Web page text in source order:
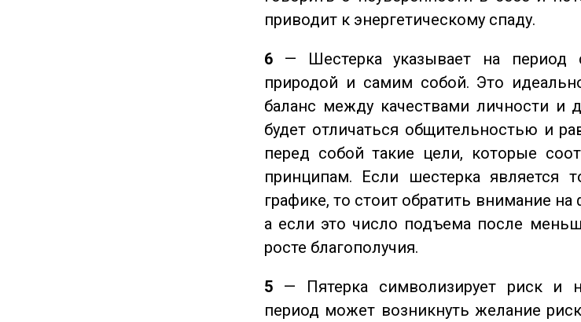
приводит к энергетическому спаду.
6 — Шестерка указывает на период
природой и самим собой. Это
баланс между качествами личности
будет отличаться общительностью и
перед собой такие цели, которые
принципам. Если шестерка является
графике, то стоит обратить внимание
а если это число подъема после
росте благополучия.
5 — Пятерка символизирует риск и
период может возникнуть желание